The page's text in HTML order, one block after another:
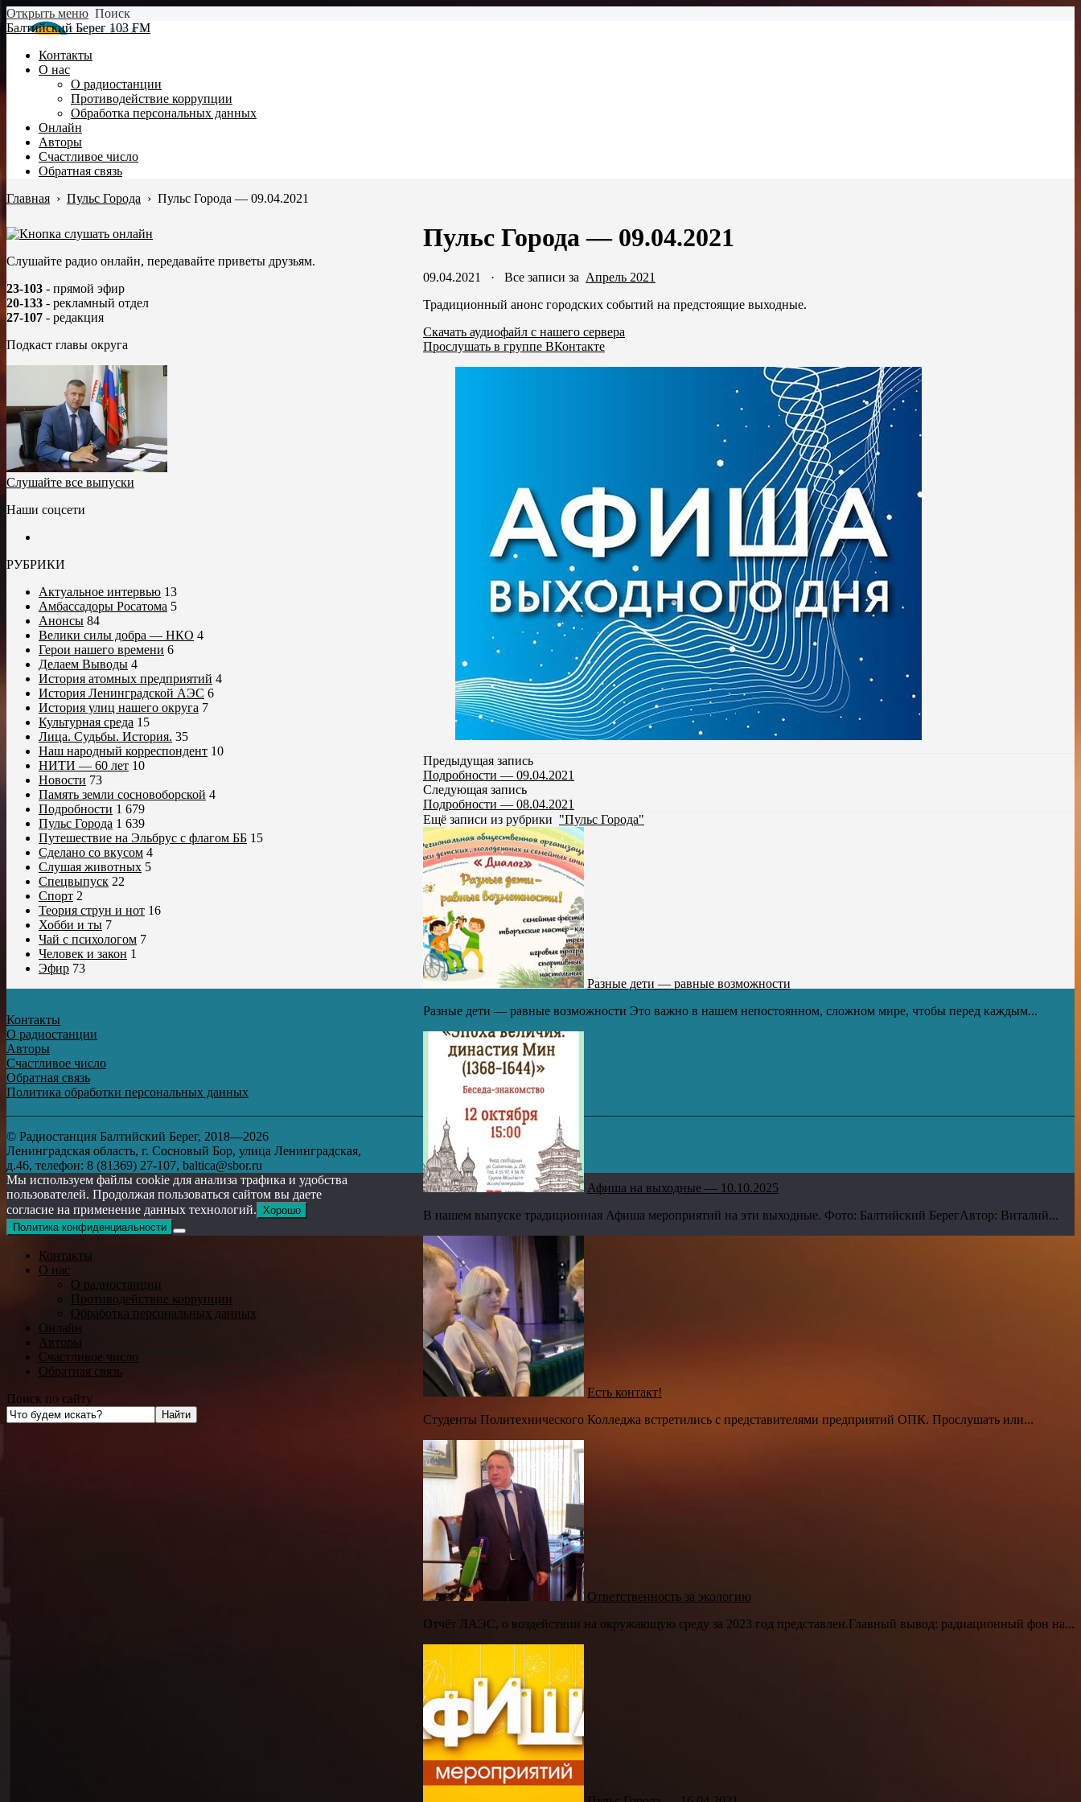
Открыть меню Поиск
Балтийский Берег 103 FM
Контакты
О нас
О радиостанции
Противодействие коррупции
Обработка персональных данных
Онлайн
Авторы
Счастливое число
Обратная связь
Главная › Пульс Города › Пульс Города — 09.04.2021
Пульс Города — 09.04.2021
09.04.2021 · Все записи за Апрель 2021
Традиционный анонс городских событий на предстоящие выходные.
Скачать аудиофайл с нашего сервера
Прослушать в группе ВКонтакте
Предыдущая запись
Подробности — 09.04.2021
Следующая запись
Подробности — 08.04.2021
Ещё записи из рубрики "Пульс Города"
Разные дети — равные возможности
Разные дети — равные возможности Это важно в нашем непостоянном, сложном мире, чтобы перед каждым...
Афиша на выходные — 10.10.2025
В нашем выпуске традиционная Афиша мероприятий на эти выходные. Фото: Балтийский БерегАвтор: Виталий...
Есть контакт!
Студенты Политехнического Колледжа встретились с представителями предприятий ОПК. Прослушать или...
Ответственность за экологию
Отчёт ЛАЭС, о воздействии на окружающую среду за 2023 год представлен.Главный вывод: радиационный фон на...
Слушайте радио онлайн, передавайте приветы друзьям.
23-103 - прямой эфир
20-133 - рекламный отдел
27-107 - редакция
Подкаст главы округа
Слушайте все выпуски
Наши соцсети
РУБРИКИ
Актуальное интервью 13
Амбассадоры Росатома 5
Анонсы 84
Велики силы добра — НКО 4
Герои нашего времени 6
Делаем Выводы 4
История атомных предприятий 4
История Ленинградской АЭС 6
История улиц нашего округа 7
Культурная среда 15
Лица. Судьбы. История. 35
Наш народный корреспондент 10
НИТИ — 60 лет 10
Новости 73
Память земли сосновоборской 4
Подробности 1 679
Пульс Города 1 639
Путешествие на Эльбрус с флагом ББ 15
Сделано со вкусом 4
Слушая животных 5
Спецвыпуск 22
Спорт 2
Теория струн и нот 16
Хобби и ты 7
Чай с психологом 7
Человек и закон 1
Эфир 73
Контакты
О радиостанции
Авторы
Счастливое число
Обратная связь
Политика обработки персональных данных
© Радиостанция Балтийский Берег, 2018—2026
Ленинградская область, г. Сосновый Бор, улица Ленинградская,
д.46, телефон: 8 (81369) 27-107, baltica@sbor.ru
Мы используем файлы cookie для анализа трафика и удобства
пользователей. Продолжая пользоваться сайтом вы даете
согласие на применение данных технологий. Хорошо
Политика конфиденциальности
Контакты
О нас
О радиостанции
Противодействие коррупции
Обработка персональных данных
Онлайн
Авторы
Счастливое число
Обратная связь
Поиск по сайту